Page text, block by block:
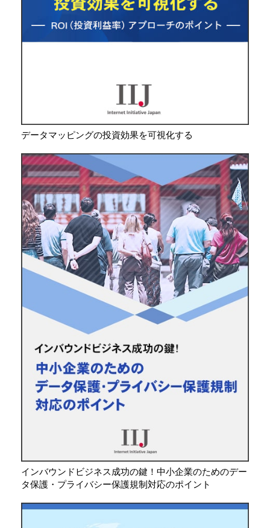
データマッピングの投資効果を可視化する
インバウンドビジネス成功の鍵！中小企業のためのデー
タ保護・プライバシー保護規制対応のポイント